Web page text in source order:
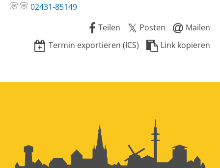
02431-85149
Teilen Posten
Mailen
Termin exportieren (ICS)
Link kopieren